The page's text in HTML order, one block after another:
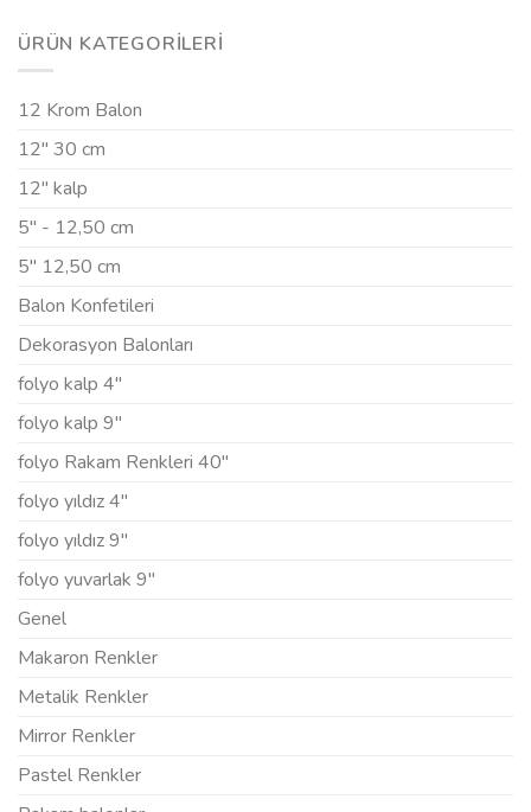
ÜRÜN KATEGORILERI
12 Krom Balon
12" 30 cm
12" kalp
5" - 12,50 cm
5" 12,50 cm
Balon Konfetileri
Dekorasyon Balonları
folyo kalp 4"
folyo kalp 9"
folyo Rakam Renkleri 40"
folyo yıldız 4"
folyo yıldız 9"
folyo yuvarlak 9"
Genel
Makaron Renkler
Metalik Renkler
Mirror Renkler
Pastel Renkler